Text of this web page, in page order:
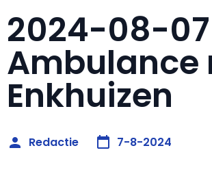
2024-08-07
Ambulance
Enkhuizen
Redactie 7-8-2024